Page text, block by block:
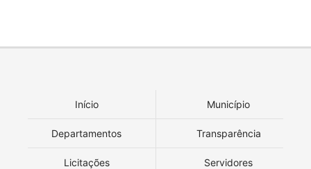
Início Município
Departamentos Transparência
Licitações Servidores